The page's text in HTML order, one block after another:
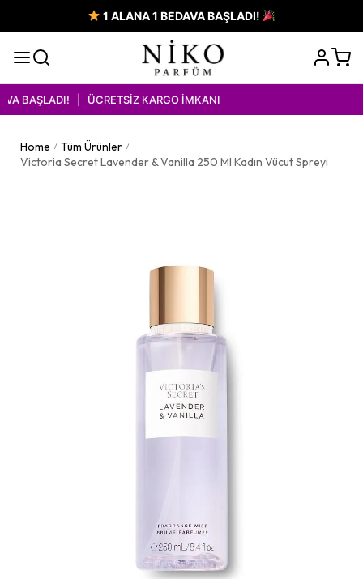
1 ALANA 1 BEDAVA BAŞLADI!
BAŞLADI! | ÜCRETSİZ KARGO İMKANI
Home / Tüm Ürünler /
Victoria Secret Lavender & Vanilla 250 Ml Kadın Vücut Spreyi